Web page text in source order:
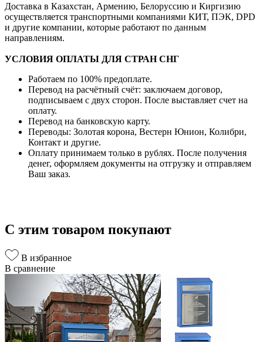
Доставка в Казахстан, Армению, Белоруссию и Киргизию
осуществляется транспортными компаниями КИТ, ПЭК, DPD
и другие компании, которые работают по данным
направлениям.
УСЛОВИЯ ОПЛАТЫ ДЛЯ СТРАН СНГ
Работаем по 100% предоплате.
Перевод на расчётный счёт: заключаем договор,
подписываем с двух сторон. После выставляет счет на
оплату.
Перевод на банковскую карту.
Переводы: Золотая корона, Вестерн Юнион, Колибри,
Контакт и другие.
Оплату принимаем только в рублях. После получения
денег, оформляем документы на отгрузку и отправляем
Ваш заказ.
С этим товаром покупают
В избранное
В сравнение